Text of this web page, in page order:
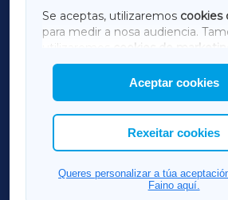
Se aceptas, utilizaremos cookies
para medir a nosa audiencia.
utilizaremos
cookies de marketing
mostrar publicidade de terceiros.
Así mesmo, podes personalizar a
cookies que desexas permitir.
Aceptar cookies
Rexeitar cookies
Queres personalizar a túa
Faino aquí.
AMARIÑAXA
RIBEIRASACRAXA
ACORUÑAXA
FERROLXA